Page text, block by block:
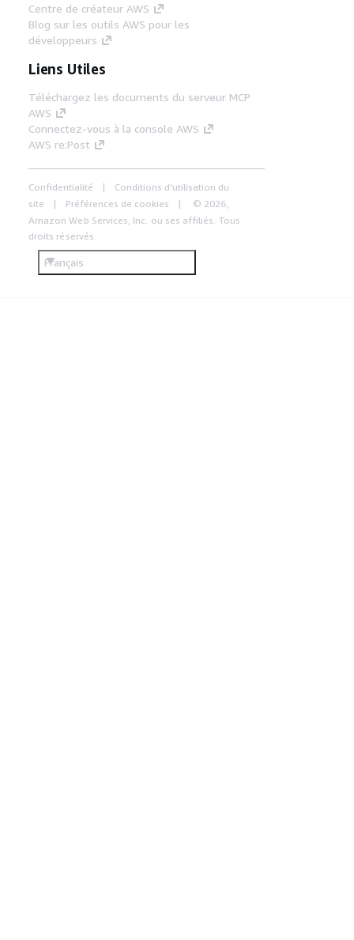
Centre de créateur AWS
Blog sur les outils AWS pour les
développeurs
Liens Utiles
Téléchargez les documents du serveur MCP
AWS
Connectez-vous à la console AWS
AWS re:Post
Confidentialité
Conditions d'utilisation du
site
Préférences de cookies
© 2026,
Amazon Web Services, Inc. ou ses affiliés. Tous
droits réservés.
Français